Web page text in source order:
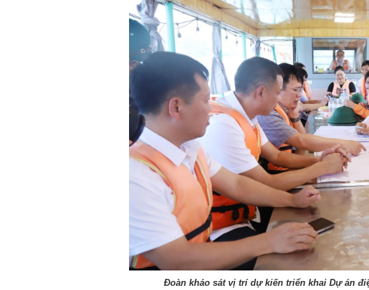
Đoàn khảo sát vị trí dự kiến triển khai Dự án
Chào ngày mới 3/8/2026 Chào ngày mới 2/8/2026